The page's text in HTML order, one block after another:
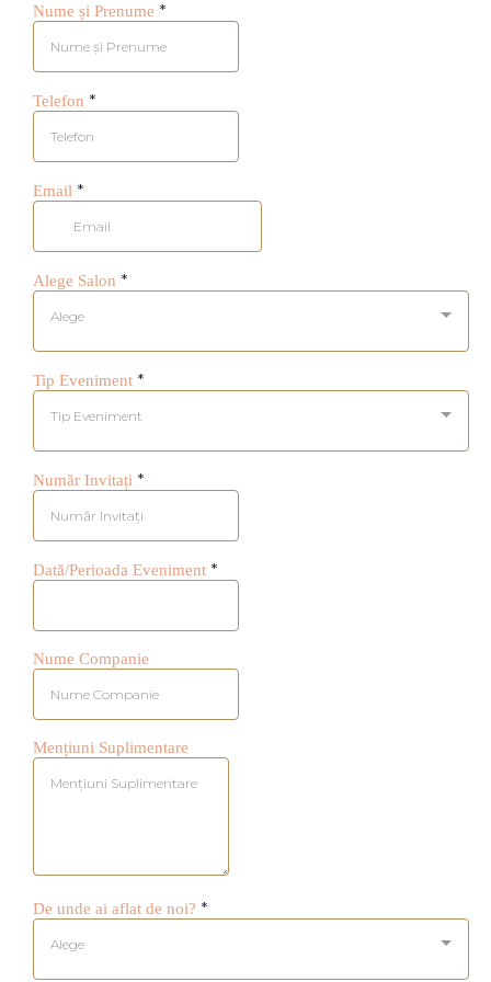
Nume și Prenume *
Telefon *
Email *
Alege Salon *
Alege
Tip Eveniment *
Tip Eveniment
Număr Invitați *
Dată/Perioada Eveniment *
Nume Companie
Mențiuni Suplimentare
De unde ai aflat de noi? *
Alege